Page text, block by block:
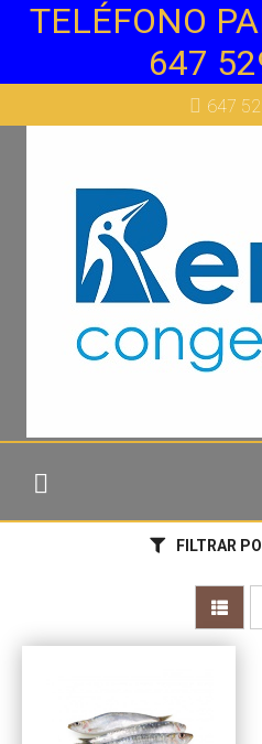
TELÉFONO
647
647
FILTRAR
Más info
Más info